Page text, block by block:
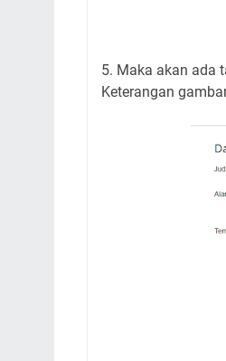
5. Maka akan ada
Keterangan